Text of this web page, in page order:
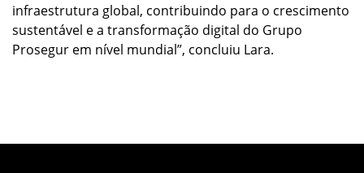
infraestrutura global, contribuindo para o crescimento
sustentável e a transformação digital do Grupo
Prosegur em nível mundial”, concluiu Lara.